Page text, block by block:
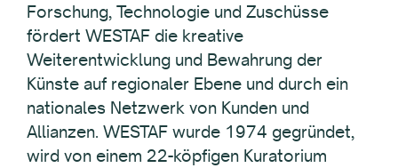
Forschung, Technologie und Zuschüsse
fördert WESTAF die kreative
Weiterentwicklung und Bewahrung der
Künste auf regionaler Ebene und durch ein
nationales Netzwerk von Kunden und
Allianzen. WESTAF wurde 1974 gegründet,
wird von einem 22-köpfigen Kuratorium